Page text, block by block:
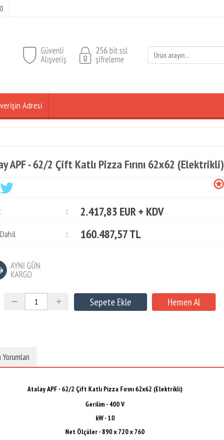
Adresi
APF - 62/2 Çift Katlı Pizza Fırını 62x62 (Elektrikli)
: 2.417,83 EUR + KDV
: 160.487,57 TL
Yorumları
Atalay APF - 62/2 Çift Katlı Pizza Fırını 62x62 (Elektrikli)
Gerilim - 400 V
kW - 10
Net Ölçüler - 890 x 720 x 760